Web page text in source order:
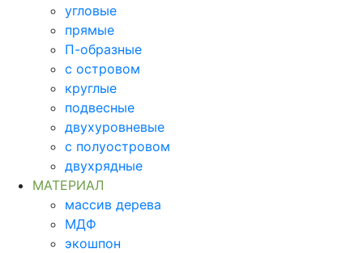
угловые
прямые
П-образные
с островом
круглые
подвесные
двухуровневые
с полуостровом
двухрядные
МАТЕРИАЛ
массив дерева
МДФ
экошпон